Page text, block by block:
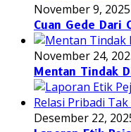
November 9, 2025
Cuan Gede Dari
November 24,
Mentan Tindak
Desember 22,